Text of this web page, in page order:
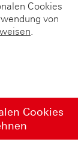
Cookies
von
.
Cookies